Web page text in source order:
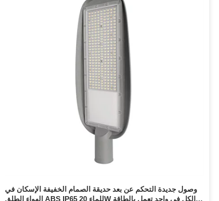
وصول جديدة التحكم عن بعد حديقة الصمام الخفيفة الإسكان في
الهواء الطلق ABS IP65 للماء 20W الكل في واحد تعمل بالطاقة